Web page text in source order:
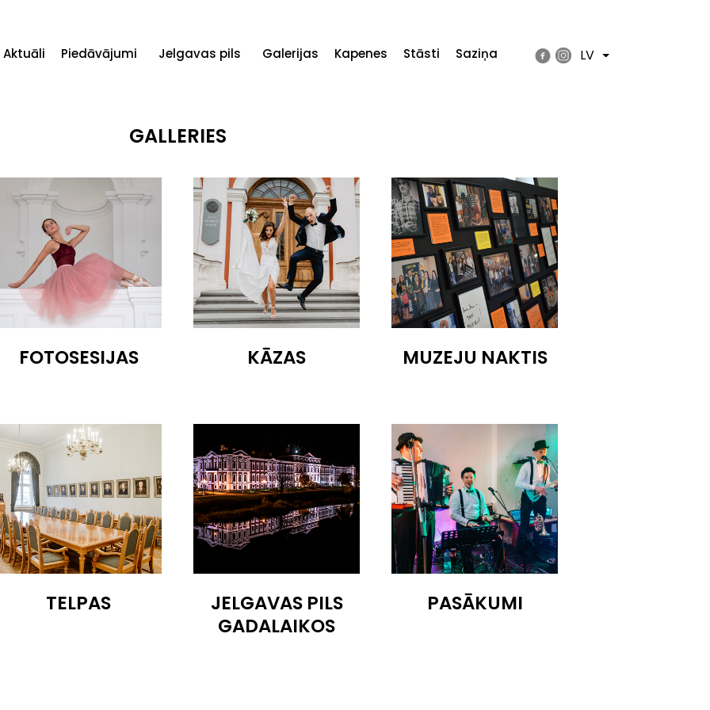
LV List additional actions
Aktuāli Piedāvājumi Jelgavas pils Galerijas Kapenes Stāsti Saziņa
GALLERIES
FOTOSESIJAS KĀZAS MUZEJU NAKTIS
TELPAS
JELGAVAS PILS
GADALAIKOS
PASĀKUMI